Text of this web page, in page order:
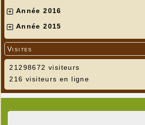
Année 2016
Année 2015
Visites
21298672 visiteurs
216 visiteurs en ligne